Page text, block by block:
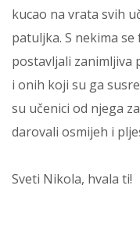
kucao na vrata svih
patuljka. S nekima
postavljali zanimljiva
i onih koji su ga
su učenici od njega
darovali osmijeh i
Sveti Nikola, hvala ti!